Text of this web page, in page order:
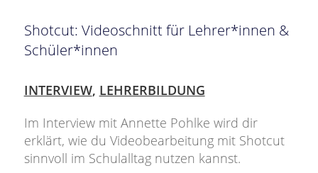
Shotcut: Videoschnitt für Lehrer*innen &
Schüler*innen
INTERVIEW, LEHRERBILDUNG
Im Interview mit Annette Pohlke wird dir
erklärt, wie du Videobearbeitung mit Shotcut
sinnvoll im Schulalltag nutzen kannst.